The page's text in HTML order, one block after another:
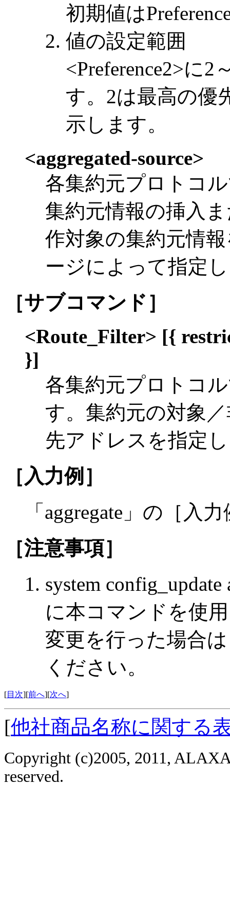
初期値は
値の設定範囲
<Preference2>に
す。2は最高の優
示します。
<aggregated-source>
各集約元プロトコ
集約元情報の挿入
作対象の集約元情
ージによって指定
［サブコマンド］
<Route_Filter> [{
}]
各集約元プロトコ
す。集約元の対象
先アドレスを指定
［入力例］
「aggregate」の［入
［注意事項］
system
に本コマンドを使
変更を行った場合
ください。
[目次][前へ][次へ]
[他社商品名称に関する
Copyright (c)2005, 2011,
reserved.